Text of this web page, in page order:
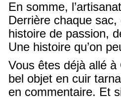
En somme,
Derrière chaque
histoire de passion,
Une histoire qu’on
Vous êtes déjà allé
bel objet en cuir
en commentaire. Et